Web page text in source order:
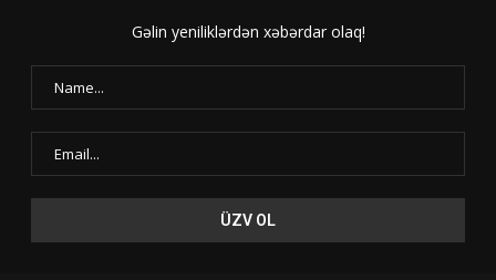
Gəlin yeniliklərdən xəbərdar olaq!